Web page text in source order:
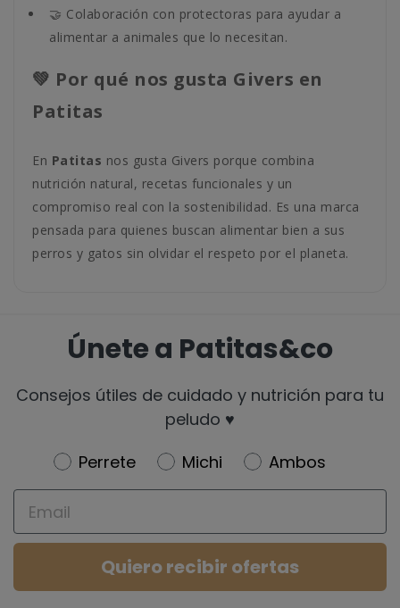
🤝 Colaboración con protectoras para ayudar a
alimentar a animales que lo necesitan.
💚 Por qué nos gusta Givers en
Patitas
En Patitas nos gusta Givers porque combina
nutrición natural, recetas funcionales y un
compromiso real con la sostenibilidad. Es una marca
pensada para quienes buscan alimentar bien a sus
perros y gatos sin olvidar el respeto por el planeta.
Únete a Patitas&co
Consejos útiles de cuidado y nutrición para tu
peludo ♥️
Newsletter
Perrete Michi
Ambos
Email
Quiero recibir ofertas